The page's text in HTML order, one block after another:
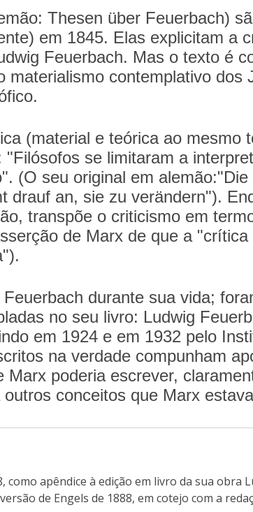
Thesen über Feuerbach)
em 1845. Elas explicitam a
Feuerbach. Mas o texto é
materialismo contemplativo dos
(material e teórica ao mesmo
se limitaram a
(O seu original em
drauf an, sie zu verändern").
transpõe o criticismo em
de Marx de que a
durante sua vida;
no seu livro: Ludwig
em 1924 e em 1932 pelo
na verdade compunham
poderia escrever,
conceitos que Marx
apêndice à edição em livro da sua obra
de Engels de 1888, em cotejo com a